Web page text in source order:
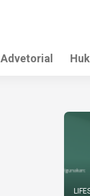
Advetorial